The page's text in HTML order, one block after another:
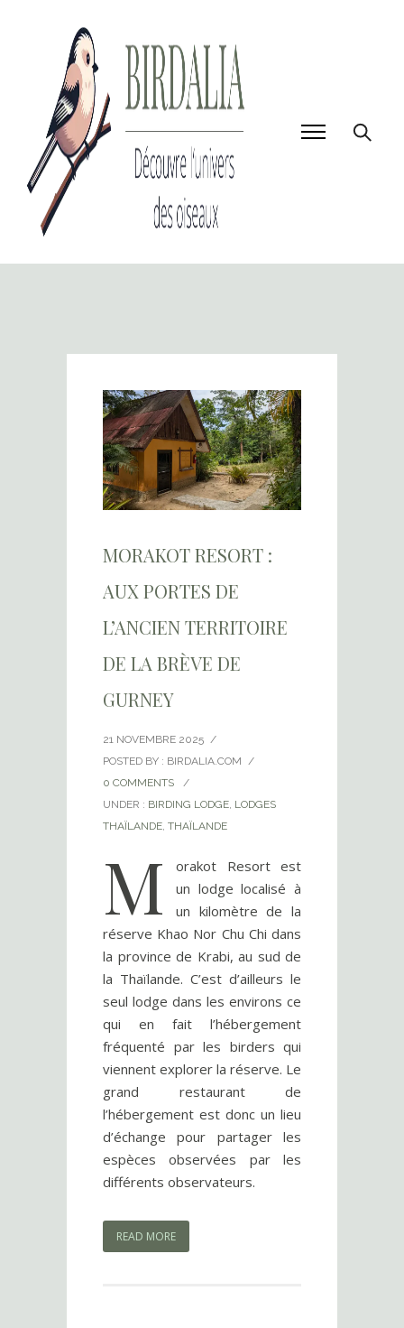
MORAKOT RESORT :
AUX PORTES DE
L’ANCIEN TERRITOIRE
DE LA BRÈVE DE
GURNEY
21 NOVEMBRE 2025 /
POSTED BY : BIRDALIA.COM /
0 COMMENTS
/
UNDER : BIRDING LODGE, LODGES
THAÏLANDE, THAÏLANDE
M
orakot Resort est
un lodge localisé à
un kilomètre de la
réserve Khao Nor Chu Chi dans
la province de Krabi, au sud de
la Thaïlande. C’est d’ailleurs le
seul lodge dans les environs ce
qui en fait l’hébergement
fréquenté par les birders qui
viennent explorer la réserve. Le
grand restaurant de
l’hébergement est donc un lieu
d’échange pour partager les
espèces observées par les
différents observateurs.
READ MORE